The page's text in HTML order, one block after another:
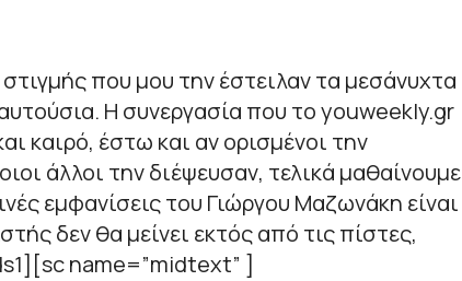
που μου την έστειλαν τα μεσάνυχτα
Η συνεργασία που το youweekly.gr
καιρό, έστω και αν ορισμένοι την
άλλοι την διέψευσαν, τελικά μαθαίνουμε
εμφανίσεις του Γιώργου Μαζωνάκη είναι
δεν θα μείνει εκτός από τις πίστες,
name=”midtext” ]